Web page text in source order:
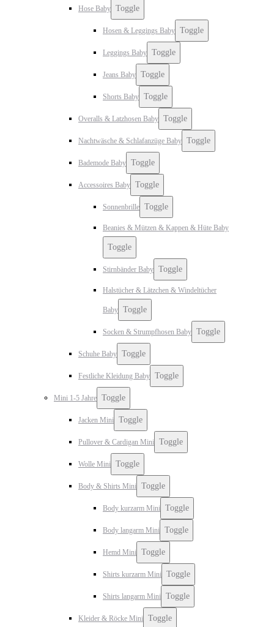
Hose Baby Toggle
Hosen & Leggings Baby Toggle
Leggings Baby Toggle
Jeans Baby Toggle
Shorts Baby Toggle
Overalls & Latzhosen Baby Toggle
Nachtwäsche & Schlafanzüge Baby Toggle
Bademode Baby Toggle
Accessoires Baby Toggle
Sonnenbrille Toggle
Beanies & Mützen & Kappen & Hüte Baby
Toggle
Stirnbänder Baby Toggle
Halstücher & Lätzchen & Windeltücher
Baby Toggle
Socken & Strumpfhosen Baby Toggle
Schuhe Baby Toggle
Festliche Kleidung Baby Toggle
Mini 1-5 Jahre Toggle
Jacken Mini Toggle
Pullover & Cardigan Mini Toggle
Wolle Mini Toggle
Body & Shirts Mini Toggle
Body kurzarm Mini Toggle
Body langarm Mini Toggle
Hemd Mini Toggle
Shirts kurzarm Mini Toggle
Shirts langarm Mini Toggle
Kleider & Röcke Mini Toggle